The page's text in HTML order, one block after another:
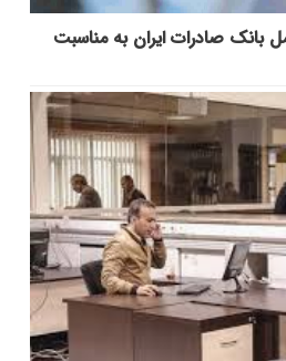
بانک صادرات ایران به مناسبت